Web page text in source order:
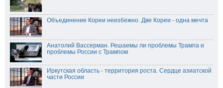
Объединение Кореи неизбежно. Две Кореи - одна мечта
Анатолий Вассерман. Решаемы ли проблемы Трампа и
проблемы России с Трампом
Иркутская область - территория роста. Сердце азиатской
части России